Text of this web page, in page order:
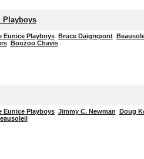
Playboys
Eunice Playboys Bruce Daigrepont
Boozoo Chavis
Eunice Playboys Jimmy C. Newman Doug